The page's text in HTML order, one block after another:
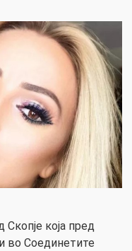
која пред
во Соединетите